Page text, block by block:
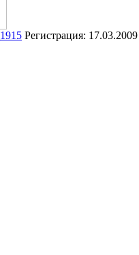
1915 Регистрация: 17.03.2009